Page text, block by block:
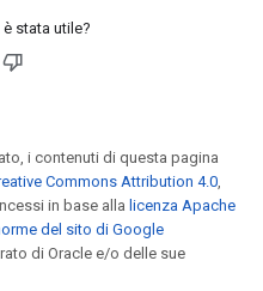
stata utile?
i contenuti di questa pagina
Commons Attribution 4.0,
in base alla licenza Apache
del sito di Google
di Oracle e/o delle sue